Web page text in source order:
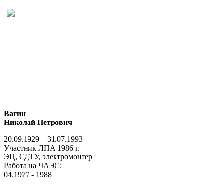
Вагин
Николай Петрович
20.09.1929—31.07.1993
Участник ЛПА 1986 г.
ЭЦ, СДТУ, электромонтер
Работа на ЧАЭС:
04.1977 - 1988